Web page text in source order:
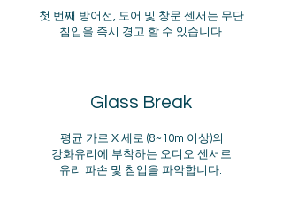
첫 번째 방어선, 도어 및 창문 센서는 무단
침입을 즉시 경고 할 수 있습니다.
Glass Break
​평균 가로 X 세로 (8~10m 이상)의
강화유리에 부착하는 오디오 센서로
유리 파손 및 침입을 파악합니다.